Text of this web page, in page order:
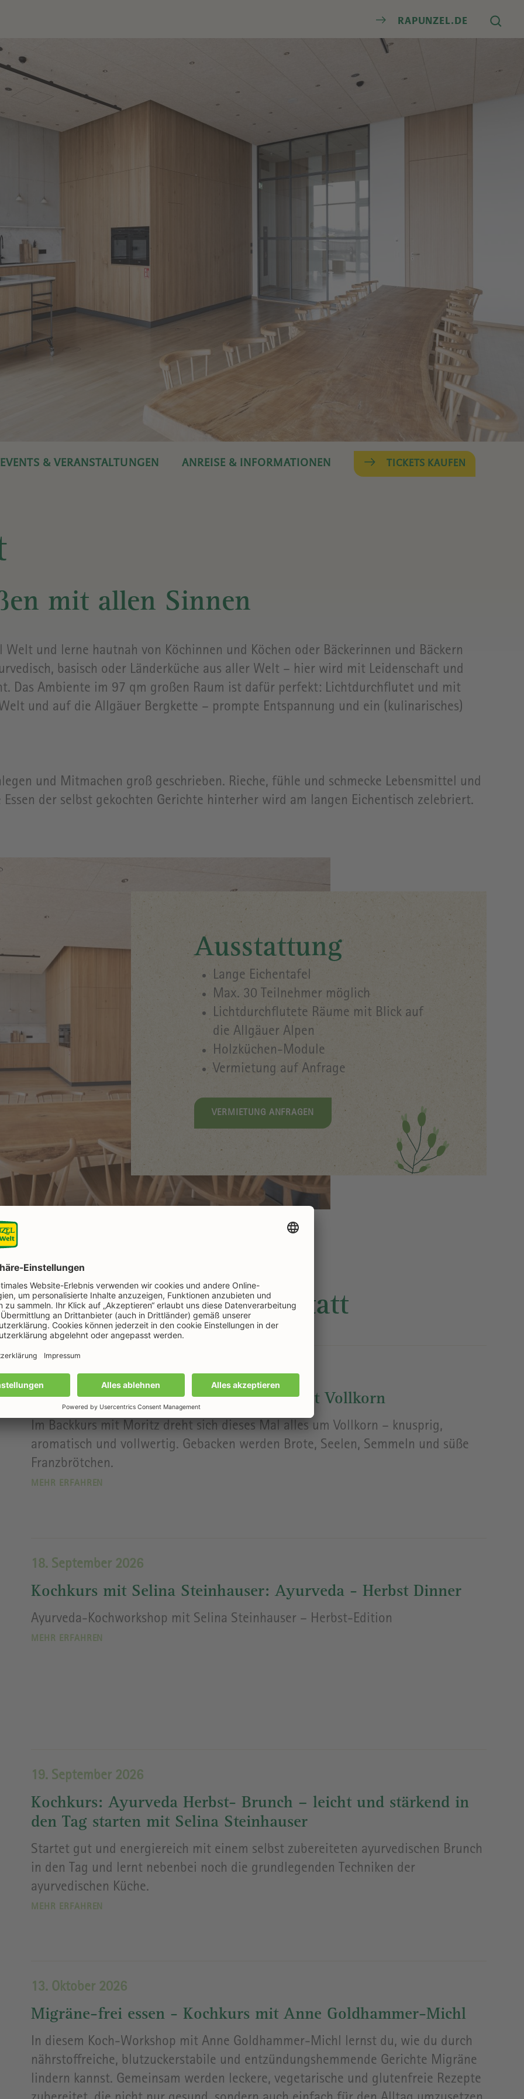
RAPUNZEL.DE Suche
EVENTS & VERANSTALTUNGEN
ALLE
VERANSTALTUNGEN
ANREISE & INFORMATIONEN
PREISE
TICKETS
TICKETS KAUFEN
mit allen Sinnen
Welt und lerne hautnah von Köchinnen und Köchen oder Bäckerinnen und Bäckern
basisch oder Länderküche aus aller Welt – hier wird mit Leidenschaft und
Das Ambiente im 97 qm großen Raum ist dafür perfekt: Lichtdurchflutet und mit
und auf die Allgäuer Bergkette – prompte Entspannung und ein (kulinarisches)
und Mitmachen groß geschrieben. Rieche, fühle und schmecke Lebensmittel und
Essen der selbst gekochten Gerichte hinterher wird am langen Eichentisch zelebriert.
Ausstattung
Lange Eichentafel
Max. 30 Teilnehmer möglich
Lichtdurchflutete Räume mit Blick auf
die Allgäuer Alpen
Holzküchen-Module
Vermietung auf Anfrage
VERMIETUNG ANFRAGEN
in der Kochwerkstatt
04. September 2026
Backkurs: Ran an den Teig - Backen mit Vollkorn
Im Backkurs mit Moritz dreht sich dieses Mal alles um Vollkorn – knusprig,
aromatisch und vollwertig. Gebacken werden Brote, Seelen, Semmeln und süße
Franzbrötchen.
MEHR ERFAHREN
18. September 2026
Kochkurs mit Selina Steinhauser: Ayurveda - Herbst Dinner
Ayurveda-Kochworkshop mit Selina Steinhauser – Herbst-Edition
MEHR ERFAHREN
19. September 2026
Kochkurs: Ayurveda Herbst- Brunch – leicht und stärkend in
den Tag starten mit Selina Steinhauser
Startet gut und energiereich mit einem selbst zubereiteten ayurvedischen Brunch
in den Tag und lernt nebenbei noch die grundlegenden Techniken der
ayurvedischen Küche.
MEHR ERFAHREN
13. Oktober 2026
Migräne-frei essen - Kochkurs mit Anne Goldhammer-Michl
In diesem Koch-Workshop mit Anne Goldhammer-Michl lernst du, wie du durch
nährstoffreiche, blutzuckerstabile und entzündungshemmende Gerichte Migräne
lindern kannst. Gemeinsam werden leckere, vegetarische und glutenfreie Rezepte